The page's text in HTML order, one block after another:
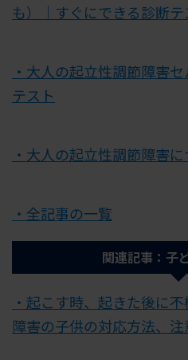
も）｜すぐにできる診断テ
・大人の起立性調節障害
テスト
・大人の起立性調節障害に
・全記事の一覧
関連記事：子
・起こす時、起きた後に
障害の子供の対応方法、注